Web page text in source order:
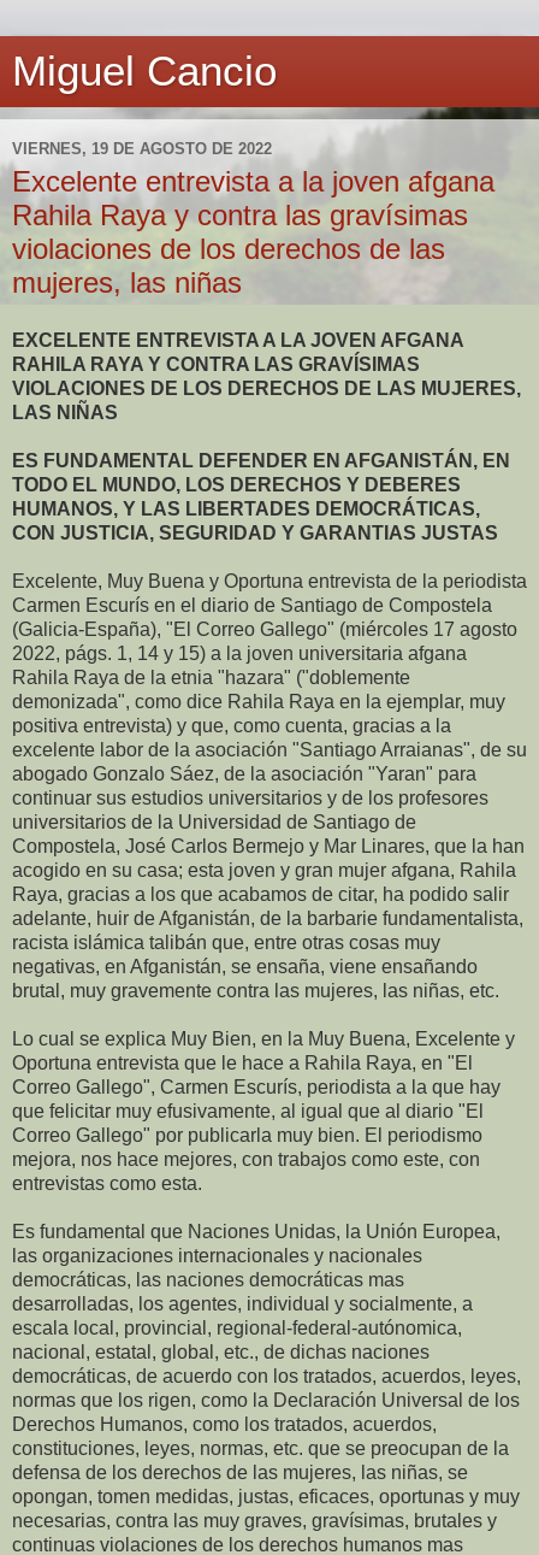
Miguel Cancio
VIERNES, 19 DE AGOSTO DE 2022
Excelente entrevista a la joven afgana
Rahila Raya y contra las gravísimas
violaciones de los derechos de las
mujeres, las niñas
EXCELENTE ENTREVISTA A LA JOVEN AFGANA
RAHILA RAYA Y CONTRA LAS GRAVÍSIMAS
VIOLACIONES DE LOS DERECHOS DE LAS MUJERES,
LAS NIÑAS
ES FUNDAMENTAL DEFENDER EN AFGANISTÁN, EN
TODO EL MUNDO, LOS DERECHOS Y DEBERES
HUMANOS, Y LAS LIBERTADES DEMOCRÁTICAS,
CON JUSTICIA, SEGURIDAD Y GARANTIAS JUSTAS
Excelente, Muy Buena y Oportuna entrevista de la periodista
Carmen Escurís en el diario de Santiago de Compostela
(Galicia-España), "El Correo Gallego" (miércoles 17 agosto
2022, págs. 1, 14 y 15) a la joven universitaria afgana
Rahila Raya de la etnia "hazara" ("doblemente
demonizada", como dice Rahila Raya en la ejemplar, muy
positiva entrevista) y que, como cuenta, gracias a la
excelente labor de la asociación "Santiago Arraianas", de su
abogado Gonzalo Sáez, de la asociación "Yaran" para
continuar sus estudios universitarios y de los profesores
universitarios de la Universidad de Santiago de
Compostela, José Carlos Bermejo y Mar Linares, que la han
acogido en su casa; esta joven y gran mujer afgana, Rahila
Raya, gracias a los que acabamos de citar, ha podido salir
adelante, huir de Afganistán, de la barbarie fundamentalista,
racista islámica talibán que, entre otras cosas muy
negativas, en Afganistán, se ensaña, viene ensañando
brutal, muy gravemente contra las mujeres, las niñas, etc.
Lo cual se explica Muy Bien, en la Muy Buena, Excelente y
Oportuna entrevista que le hace a Rahila Raya, en "El
Correo Gallego", Carmen Escurís, periodista a la que hay
que felicitar muy efusivamente, al igual que al diario "El
Correo Gallego" por publicarla muy bien. El periodismo
mejora, nos hace mejores, con trabajos como este, con
entrevistas como esta.
Es fundamental que Naciones Unidas, la Unión Europea,
las organizaciones internacionales y nacionales
democráticas, las naciones democráticas mas
desarrolladas, los agentes, individual y socialmente, a
escala local, provincial, regional-federal-autónomica,
nacional, estatal, global, etc., de dichas naciones
democráticas, de acuerdo con los tratados, acuerdos, leyes,
normas que los rigen, como la Declaración Universal de los
Derechos Humanos, como los tratados, acuerdos,
constituciones, leyes, normas, etc. que se preocupan de la
defensa de los derechos de las mujeres, las niñas, se
opongan, tomen medidas, justas, eficaces, oportunas y muy
necesarias, contra las muy graves, gravísimas, brutales y
continuas violaciones de los derechos humanos mas